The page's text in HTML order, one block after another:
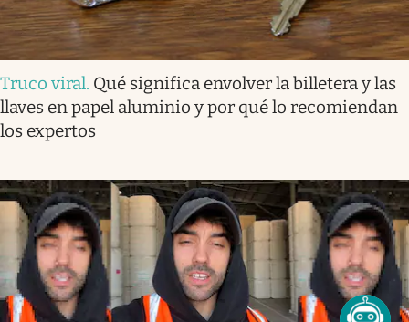
Truco viral. Qué significa envolver la billetera y las
llaves en papel aluminio y por qué lo recomiendan
los expertos